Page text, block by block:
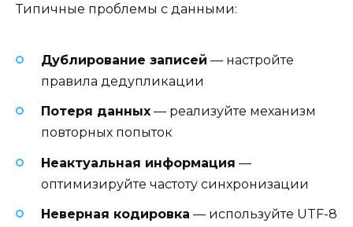
Типичные проблемы с данными:
Дублирование записей — настройте
правила дедупликации
Потеря данных — реализуйте механизм
повторных попыток
Неактуальная информация —
оптимизируйте частоту синхронизации
Неверная кодировка — используйте UTF-8